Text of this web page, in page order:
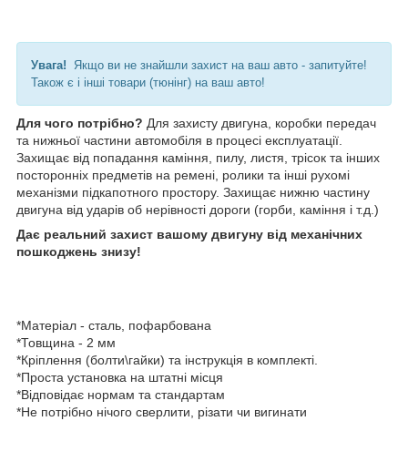
Увага! Якщо ви не знайшли захист на ваш авто - запитуйте!
Також є і інші товари (тюнінг) на ваш авто!
Для чого потрібно? Для захисту двигуна, коробки передач
та нижньої частини автомобіля в процесі експлуатації.
Захищає від попадання каміння, пилу, листя, трісок та інших
посторонніх предметів на ремені, ролики та інші рухомі
механізми підкапотного простору. Захищає нижню частину
двигуна від ударів об нерівності дороги (горби, каміння і т.д.)
Дає реальний захист вашому двигуну від механічних
пошкоджень знизу!
*Матеріал - сталь, пофарбована
*Товщина - 2 мм
*Кріплення (болти\гайки) та інструкція в комплекті.
*Проста установка на штатні місця
*Відповідає нормам та стандартам
*Не потрібно нічого сверлити, різати чи вигинати